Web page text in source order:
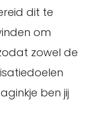
dit te
om
zowel de
ben jij